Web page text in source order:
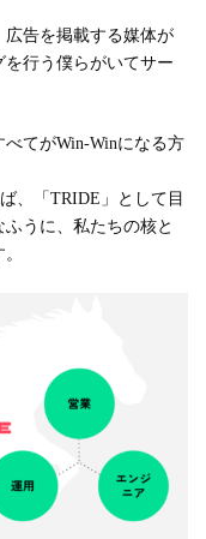
告を掲載する媒体が
行う僕らがいてサー
てがWin-Winになる方
、「TRIDE」として目
うに、私たちの核と